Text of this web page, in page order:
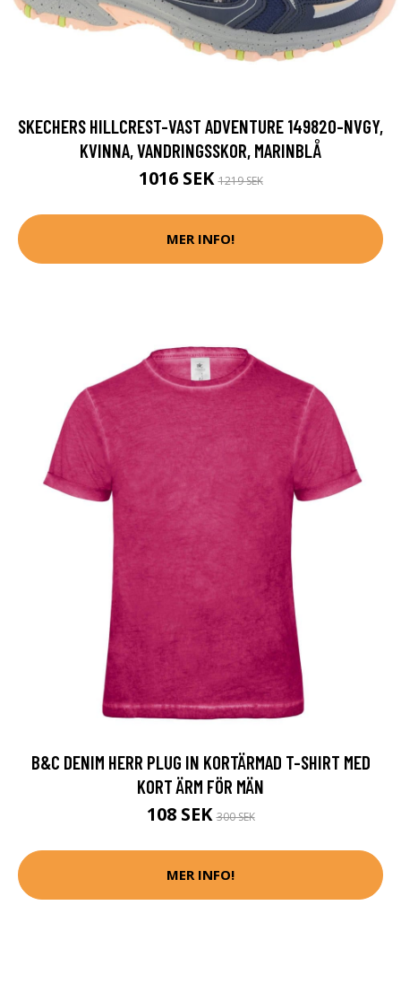
SKECHERS HILLCREST-VAST ADVENTURE 149820-NVGY,
KVINNA, VANDRINGSSKOR, MARINBLÅ
1016 SEK1219 SEK
MER INFO!
B&C DENIM HERR PLUG IN KORTÄRMAD T-SHIRT MED
KORT ÄRM FÖR MÄN
108 SEK300 SEK
MER INFO!